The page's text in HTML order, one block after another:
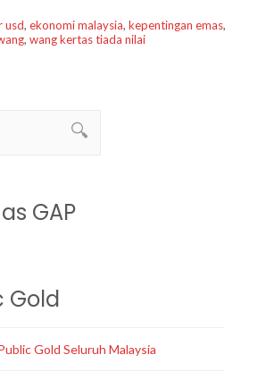
usd, ekonomi malaysia, kepentingan emas,
, wang kertas tiada nilai
GAP
Gold
Gold Seluruh Malaysia